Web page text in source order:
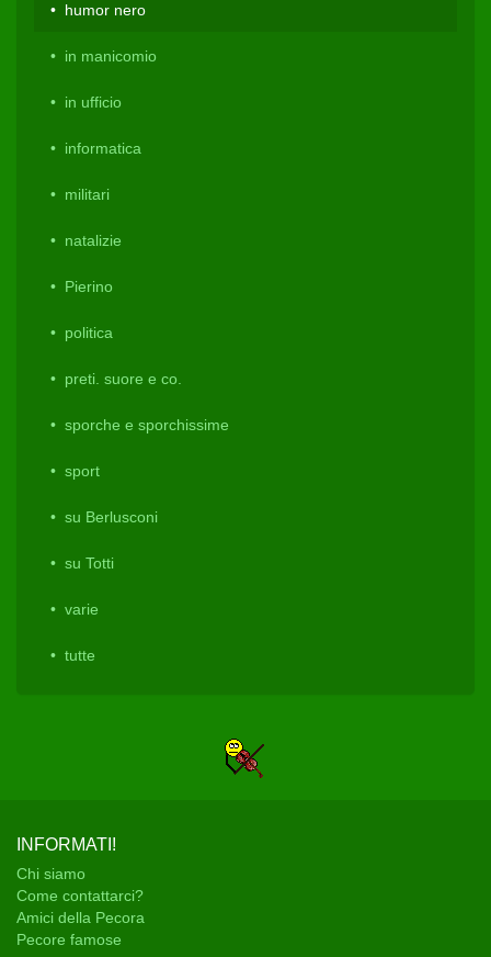
humor nero
in manicomio
in ufficio
informatica
militari
natalizie
Pierino
politica
preti. suore e co.
sporche e sporchissime
sport
su Berlusconi
su Totti
varie
tutte
INFORMATI!
Chi siamo
Come contattarci?
Amici della Pecora
Pecore famose